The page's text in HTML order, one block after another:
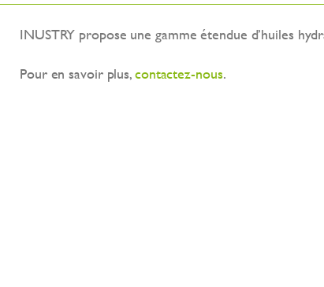
INUSTRY propose une gamme étendue d’huiles
Pour en savoir plus,contactez-nous.